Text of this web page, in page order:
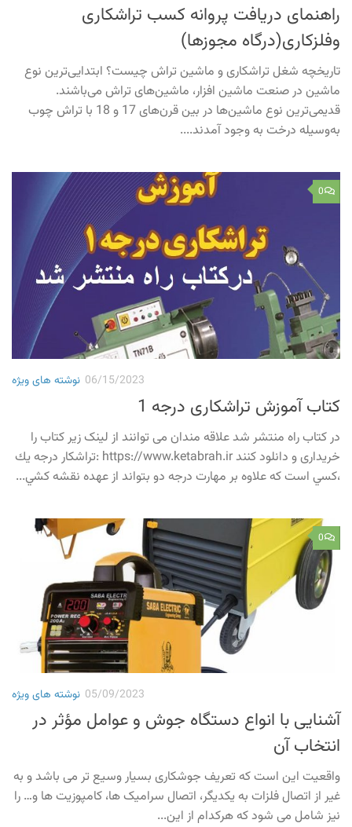
راهنمای دریافت پروانه کسب تراشکاری
وفلزکاری(درگاه مجوزها)
تاریخچه شغل تراشکاری و ماشین تراش چیست؟ ابتدایی‌ترین نوع
ماشین در صنعت ماشین افزار، ماشین‌های تراش می‌باشند.
قدیمی‌ترین نوع ماشین‌ها در بین قرن‌های 17 و 18 با تراش چوب
به‌وسیله درخت به وجود آمدند....
0
نوشته های ویژه 06/15/2023
کتاب آموزش تراشکاری درجه 1
در کتاب راه منتشر شد علاقه مندان می توانند از لینک زیر کتاب را
خریداری و دانلود کنند https://www.ketabrah.ir :تراشكار درجه يك
،كسي است كه علاوه بر مهارت درجه دو بتواند از عهده نقشه كشي...
0
نوشته های ویژه 05/09/2023
آشنایی با انواع دستگاه جوش و عوامل مؤثر در
انتخاب آن
واقعیت این است که تعریف جوشکاری بسیار وسیع تر می باشد و به
غیر از اتصال فلزات به یکدیگر، اتصال سرامیک ها، کامپوزیت ها و… را
نیز شامل می شود که هرکدام از این...